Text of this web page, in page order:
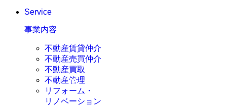
Service
事業内容
不動産賃貸仲介
不動産売買仲介
不動産買取
不動産管理
リフォーム・
リノベーション